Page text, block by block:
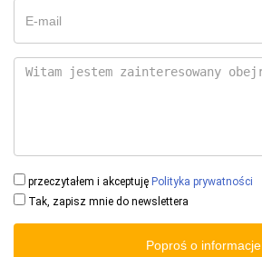
przeczytałem i akceptuję Polityka prywatności
Tak, zapisz mnie do newslettera
Poproś o informacje